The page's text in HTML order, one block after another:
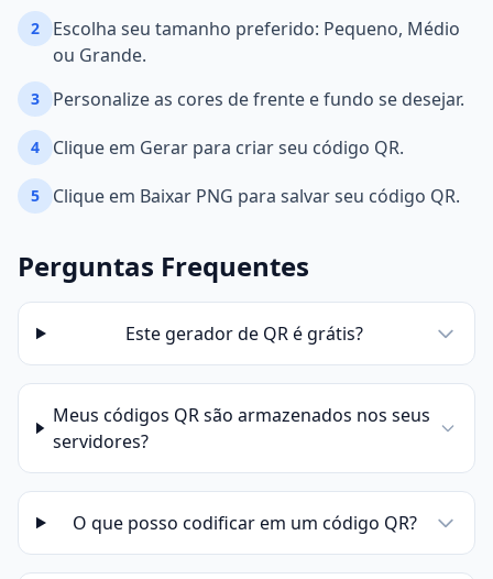
2
Escolha seu tamanho preferido: Pequeno, Médio
ou Grande.
3 Personalize as cores de frente e fundo se desejar.
4 Clique em Gerar para criar seu código QR.
5 Clique em Baixar PNG para salvar seu código QR.
Perguntas Frequentes
Este gerador de QR é grátis?
Meus códigos QR são armazenados nos seus
servidores?
O que posso codificar em um código QR?